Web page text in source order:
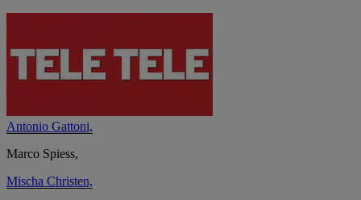
Antonio Gattoni,
Marco Spiess,
Mischa Christen,